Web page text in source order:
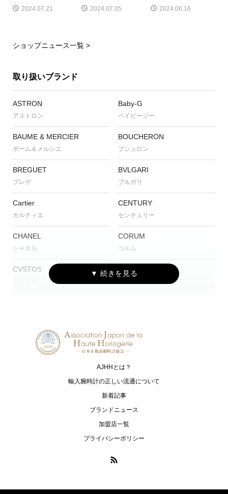
2024.07.21 2024.07.05 2024.06.16
ショップニュース一覧 >
取り扱いブランド
ASTRON
アストロン
Baby-G
ベイビージー
BAUME & MERCIER
ボーム＆メルシエ
BOUCHERON
ブシュロン
BREGUET
ブレゲ
BVLGARI
ブルガリ
Cartier
カルティエ
CENTURY
センチュリー
CHANEL
シャネル
CORUM
コルム
CVSTOS EDOX
G-SHOCK
ジーショック
HARRY WINSTON
ハリー・ウィンストン
I.T.A.
アイ･ティー･エー
アイ・ダブリュー・シー シャフハ
ローリーロドキン
エムアールジー エムティージー
AJHHとは？
輸入腕時計の正しい流通について
新着記事
ブランドニュース
加盟店一覧
プライバシーポリシー